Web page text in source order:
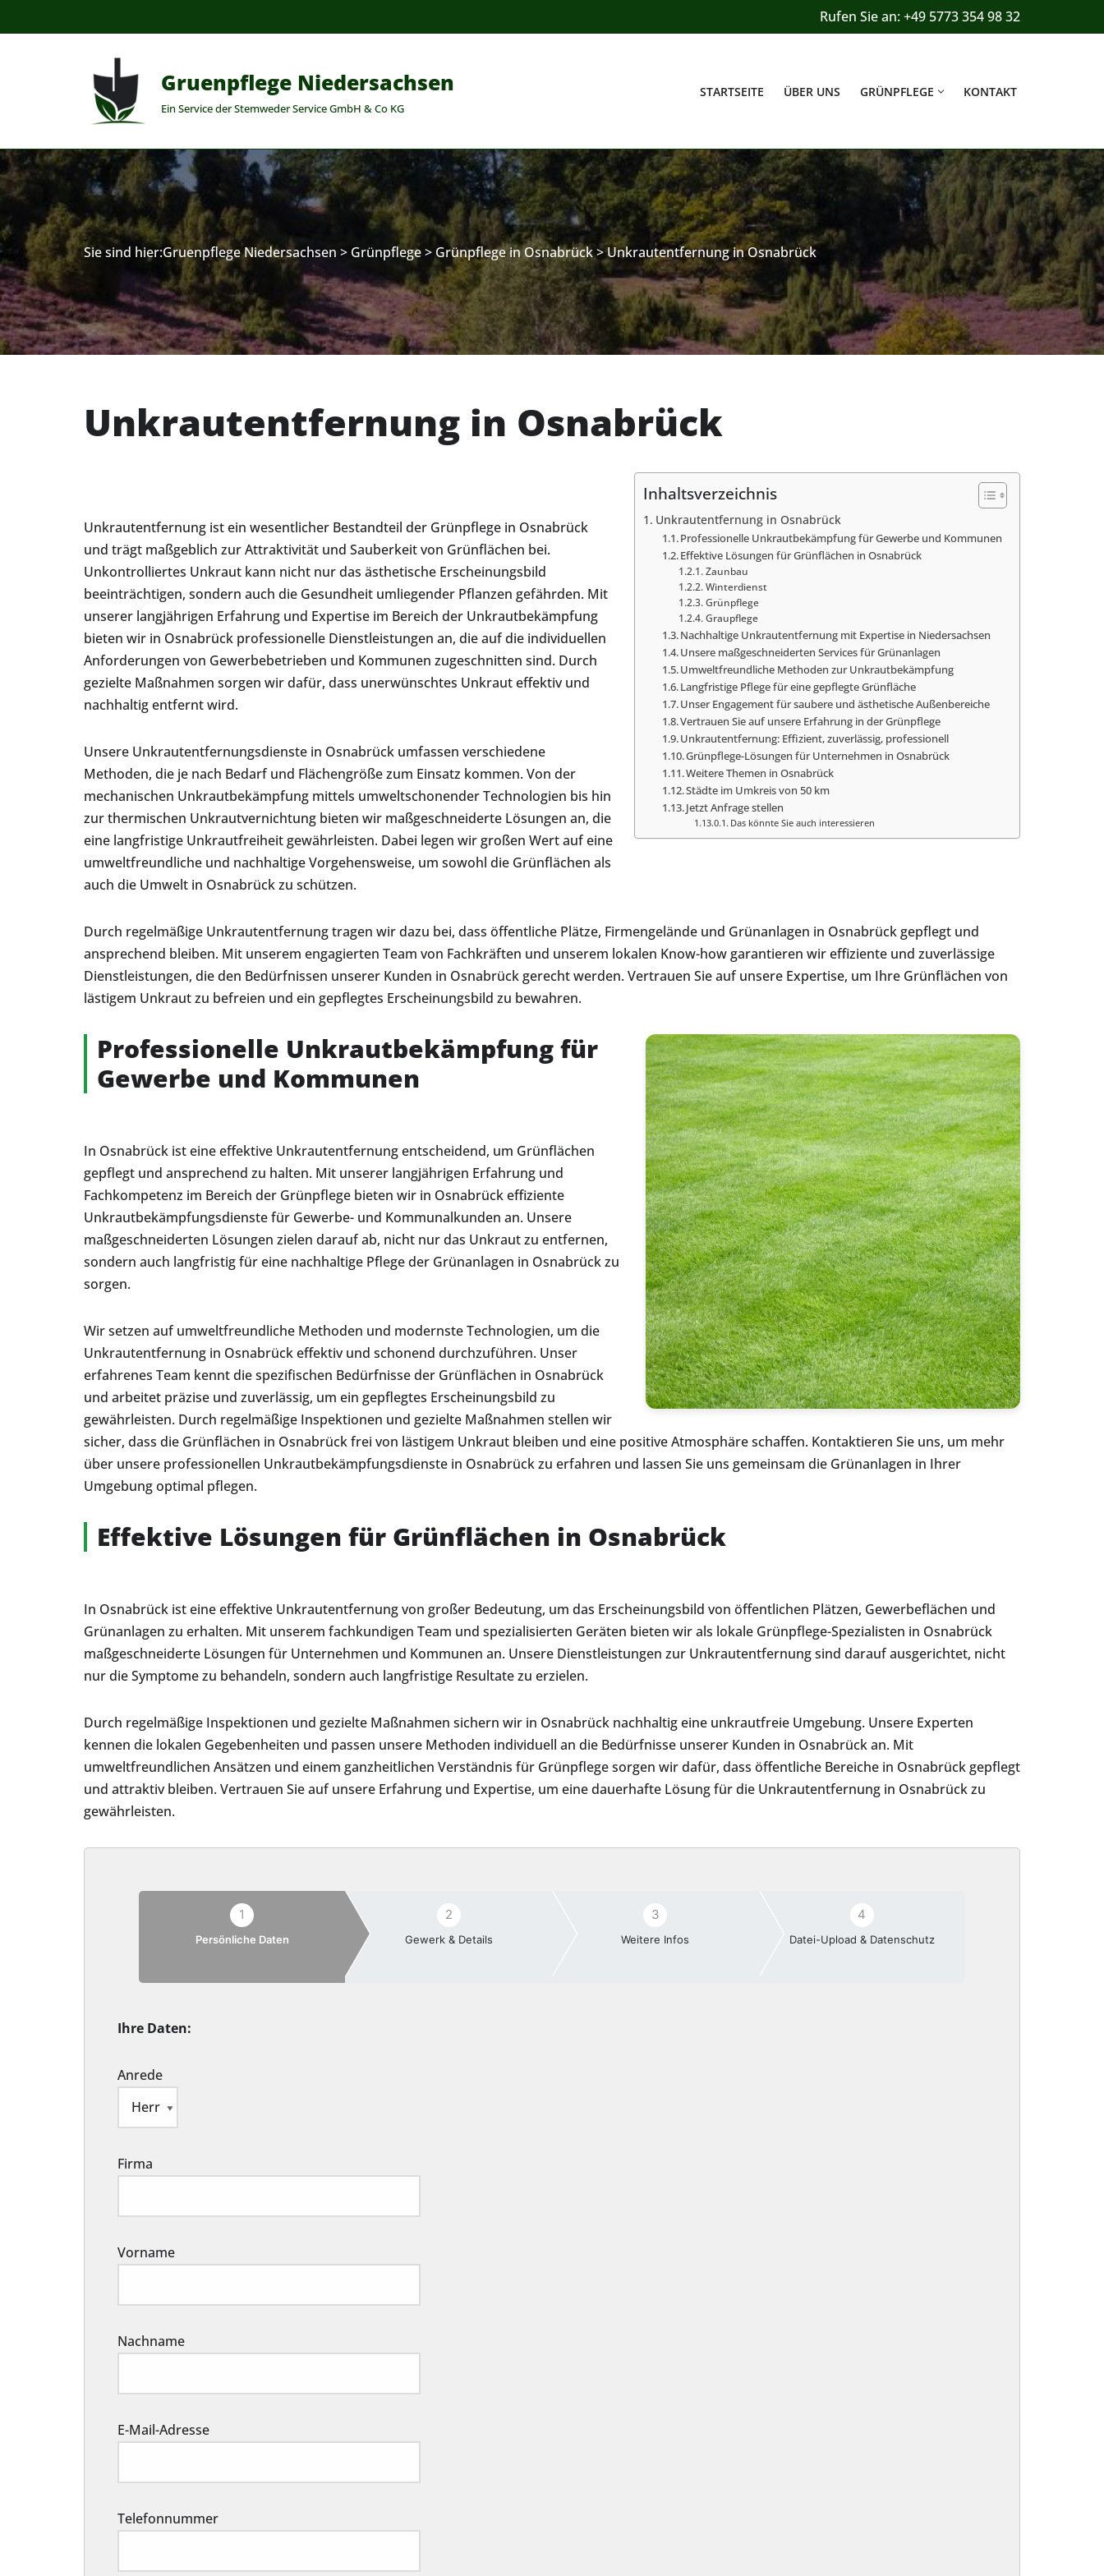
Rufen Sie an: +49 5773 354 98 32
Gruenpflege Niedersachsen
Ein Service der Stemweder Service GmbH & Co KG
STARTSEITE ÜBER UNS GRÜNPFLEGE KONTAKT
Sie sind hier:Gruenpflege Niedersachsen > Grünpflege> Grünpflege in Osnabrück>Unkrautentfernung in Osnabrück
Unkrautentfernung in Osnabrück
Inhaltsverzeichnis
Unkrautentfernung in Osnabrück
Professionelle Unkrautbekämpfung für Gewerbe und Kommunen
Effektive Lösungen für Grünflächen in Osnabrück
Zaunbau
Winterdienst
Grünpflege
Graupflege
Nachhaltige Unkrautentfernung mit Expertise in Niedersachsen
Unsere maßgeschneiderten Services für Grünanlagen
Umweltfreundliche Methoden zur Unkrautbekämpfung
Langfristige Pflege für eine gepflegte Grünfläche
Unser Engagement für saubere und ästhetische Außenbereiche
Vertrauen Sie auf unsere Erfahrung in der Grünpflege
Unkrautentfernung: Effizient, zuverlässig, professionell
Grünpflege-Lösungen für Unternehmen in Osnabrück
Weitere Themen in Osnabrück
Städte im Umkreis von 50 km
Jetzt Anfrage stellen
Das könnte Sie auch interessieren
Unkrautentfernung ist ein wesentlicher Bestandteil der Grünpflege in Osnabrück
und trägt maßgeblich zur Attraktivität und Sauberkeit von Grünflächen bei.
Unkontrolliertes Unkraut kann nicht nur das ästhetische Erscheinungsbild
beeinträchtigen, sondern auch die Gesundheit umliegender Pflanzen gefährden. Mit
unserer langjährigen Erfahrung und Expertise im Bereich der Unkrautbekämpfung
bieten wir in Osnabrück professionelle Dienstleistungen an, die auf die individuellen
Anforderungen von Gewerbebetrieben und Kommunen zugeschnitten sind. Durch
gezielte Maßnahmen sorgen wir dafür, dass unerwünschtes Unkraut effektiv und
nachhaltig entfernt wird.
Unsere Unkrautentfernungsdienste in Osnabrück umfassen verschiedene
Methoden, die je nach Bedarf und Flächengröße zum Einsatz kommen. Von der
mechanischen Unkrautbekämpfung mittels umweltschonender Technologien bis hin
zur thermischen Unkrautvernichtung bieten wir maßgeschneiderte Lösungen an, die
eine langfristige Unkrautfreiheit gewährleisten. Dabei legen wir großen Wert auf eine
umweltfreundliche und nachhaltige Vorgehensweise, um sowohl die Grünflächen als
auch die Umwelt in Osnabrück zu schützen.
Durch regelmäßige Unkrautentfernung tragen wir dazu bei, dass öffentliche Plätze, Firmengelände und Grünanlagen in Osnabrück gepflegt und
ansprechend bleiben. Mit unserem engagierten Team von Fachkräften und unserem lokalen Know-how garantieren wir effiziente und zuverlässige
Dienstleistungen, die den Bedürfnissen unserer Kunden in Osnabrück gerecht werden. Vertrauen Sie auf unsere Expertise, um Ihre Grünflächen von
lästigem Unkraut zu befreien und ein gepflegtes Erscheinungsbild zu bewahren.
Professionelle Unkrautbekämpfung für
Gewerbe und Kommunen
In Osnabrück ist eine effektive Unkrautentfernung entscheidend, um Grünflächen
gepflegt und ansprechend zu halten. Mit unserer langjährigen Erfahrung und
Fachkompetenz im Bereich der Grünpflege bieten wir in Osnabrück effiziente
Unkrautbekämpfungsdienste für Gewerbe- und Kommunalkunden an. Unsere
maßgeschneiderten Lösungen zielen darauf ab, nicht nur das Unkraut zu entfernen,
sondern auch langfristig für eine nachhaltige Pflege der Grünanlagen in Osnabrück zu
sorgen.
Wir setzen auf umweltfreundliche Methoden und modernste Technologien, um die
Unkrautentfernung in Osnabrück effektiv und schonend durchzuführen. Unser
erfahrenes Team kennt die spezifischen Bedürfnisse der Grünflächen in Osnabrück
und arbeitet präzise und zuverlässig, um ein gepflegtes Erscheinungsbild zu
gewährleisten. Durch regelmäßige Inspektionen und gezielte Maßnahmen stellen wir
sicher, dass die Grünflächen in Osnabrück frei von lästigem Unkraut bleiben und eine positive Atmosphäre schaffen. Kontaktieren Sie uns, um mehr
über unsere professionellen Unkrautbekämpfungsdienste in Osnabrück zu erfahren und lassen Sie uns gemeinsam die Grünanlagen in Ihrer
Umgebung optimal pflegen.
Effektive Lösungen für Grünflächen in Osnabrück
In Osnabrück ist eine effektive Unkrautentfernung von großer Bedeutung, um das Erscheinungsbild von öffentlichen Plätzen, Gewerbeflächen und
Grünanlagen zu erhalten. Mit unserem fachkundigen Team und spezialisierten Geräten bieten wir als lokale Grünpflege-Spezialisten in Osnabrück
maßgeschneiderte Lösungen für Unternehmen und Kommunen an. Unsere Dienstleistungen zur Unkrautentfernung sind darauf ausgerichtet, nicht
nur die Symptome zu behandeln, sondern auch langfristige Resultate zu erzielen.
Durch regelmäßige Inspektionen und gezielte Maßnahmen sichern wir in Osnabrück nachhaltig eine unkrautfreie Umgebung. Unsere Experten
kennen die lokalen Gegebenheiten und passen unsere Methoden individuell an die Bedürfnisse unserer Kunden in Osnabrück an. Mit
umweltfreundlichen Ansätzen und einem ganzheitlichen Verständnis für Grünpflege sorgen wir dafür, dass öffentliche Bereiche in Osnabrück gepflegt
und attraktiv bleiben. Vertrauen Sie auf unsere Erfahrung und Expertise, um eine dauerhafte Lösung für die Unkrautentfernung in Osnabrück zu
gewährleisten.
1
Persönliche Daten
2
Gewerk & Details
3
Weitere Infos
4
Datei-Upload & Datenschutz
Ihre Daten:
Anrede
Firma
Vorname
Nachname
E-Mail-Adresse
Telefonnummer